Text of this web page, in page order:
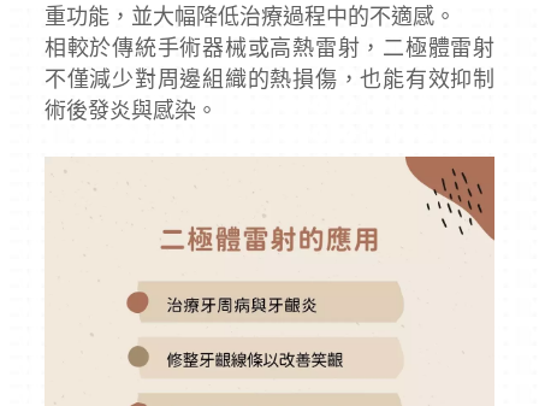
重功能，並大幅降低治療過程中的不適感。
相較於傳統手術器械或高熱雷射，二極體雷射
不僅減少對周邊組織的熱損傷，也能有效抑制
術後發炎與感染。